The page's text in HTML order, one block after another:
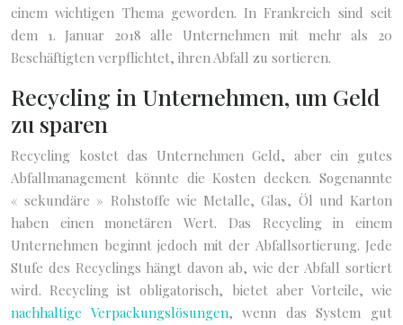
einem wichtigen Thema geworden. In Frankreich sind seit
dem 1. Januar 2018 alle Unternehmen mit mehr als 20
Beschäftigten verpflichtet, ihren Abfall zu sortieren.
Recycling in Unternehmen, um Geld
zu sparen
Recycling kostet das Unternehmen Geld, aber ein gutes
Abfallmanagement könnte die Kosten decken. Sogenannte
« sekundäre » Rohstoffe wie Metalle, Glas, Öl und Karton
haben einen monetären Wert. Das Recycling in einem
Unternehmen beginnt jedoch mit der Abfallsortierung. Jede
Stufe des Recyclings hängt davon ab, wie der Abfall sortiert
wird. Recycling ist obligatorisch, bietet aber Vorteile, wie
nachhaltige Verpackungslösungen, wenn das System gut